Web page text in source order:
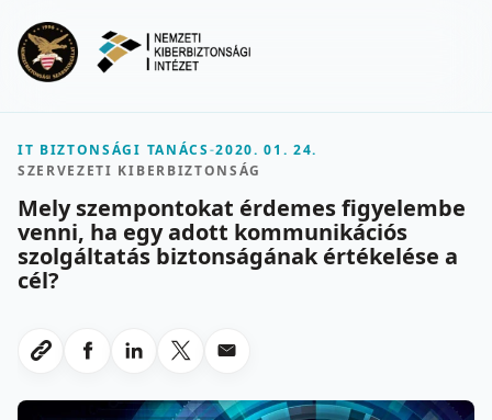
IT BIZTONSÁGI TANÁCS-2020. 01. 24.
SZERVEZETI KIBERBIZTONSÁG
Mely szempontokat érdemes figyelembe
venni, ha egy adott kommunikációs
szolgáltatás biztonságának értékelése a
cél?
Link masolasa
Megosztas Facebookon
Megosztas LinkedInen
Megosztas X-en
Megosztas emailben